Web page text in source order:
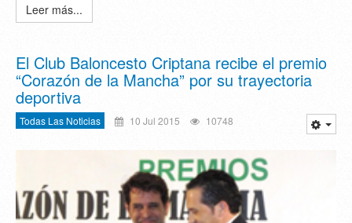
Leer más...
El Club Baloncesto Criptana recibe el premio
“Corazón de la Mancha” por su trayectoria
deportiva
Todas Las Noticias 10 Jul 2015 10748